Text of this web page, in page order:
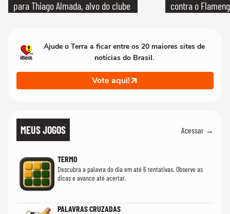
para Thiago Almada, alvo do clube contra o
Ajude o Terra a ficar entre os 20 maiores sites de
notícias do Brasil.
Vote aqui!
MEUS JOGOS Acessar →
TERMO
Descubra a palavra do dia em até 6 tentativas. Observe as
dicas e avance até acertar.
PALAVRAS CRUZADAS